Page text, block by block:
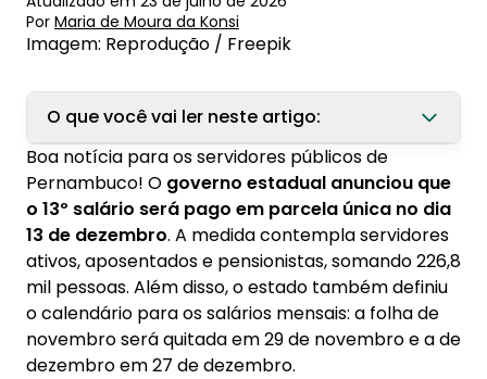
Por Maria de Moura da Konsi
Imagem: Reprodução / Freepik
O que você vai ler neste artigo:
1. Como conferir o pagamento do 13º salário?
1.1. Cadastro online
1.2. Cadastro presencial
2. Injeção de R$ 4,2 bilhões na economia
Boa notícia para os servidores públicos de
Pernambuco! O governo estadual anunciou que
o 13º salário será pago em parcela única no dia
13 de dezembro. A medida contempla servidores
ativos, aposentados e pensionistas, somando 226,8
mil pessoas. Além disso, o estado também definiu
o calendário para os salários mensais: a folha de
novembro será quitada em 29 de novembro e a de
dezembro em 27 de dezembro.